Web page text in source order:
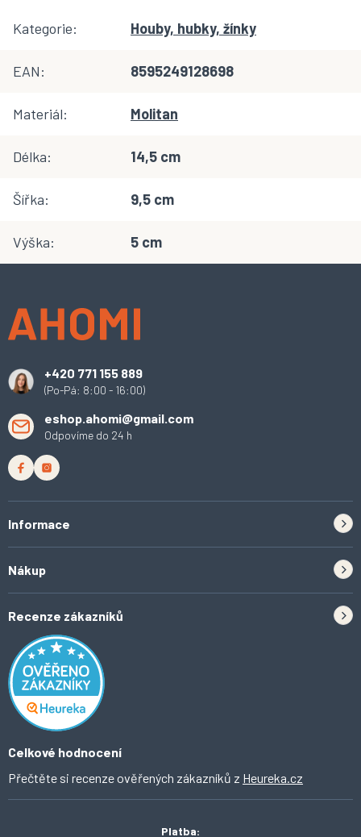
Kategorie: Houby, hubky, žínky
EAN: 8595249128698
Materiál: Molitan
Délka: 14,5 cm
Šířka: 9,5 cm
Výška: 5 cm
+420 771 155 889
(Po-Pá: 8:00 - 16:00)
eshop.ahomi@gmail.com
Odpovíme do 24 h
Informace
Tipy do kuchyně
Inspirace a trendy
Domácí vychytávky
O Ahomi
Nákup
Odstoupení od smlouvy
Obchodní podmínky
Ochrana osobních údajů
Recenze zákazníků
Celkové hodnocení
Přečtěte si recenze ověřených zákazníků z Heureka.cz
Platba: